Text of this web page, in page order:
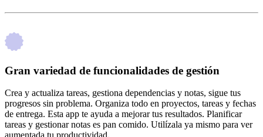
Gran variedad de funcionalidades de gestión
Crea y actualiza tareas, gestiona dependencias y notas, sigue tus
progresos sin problema. Organiza todo en proyectos, tareas y fechas
de entrega. Esta app te ayuda a mejorar tus resultados. Planificar
tareas y gestionar notas es pan comido. Utilízala ya mismo para ver